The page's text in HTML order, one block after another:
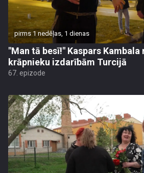
pirms 1 nedēļas, 1 dienas
"Man tā besī!" Kaspars Kambala
krāpnieku izdarībām Turcijā
67. epizode